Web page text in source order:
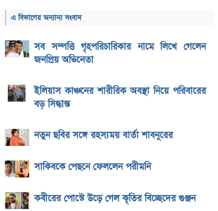
এ বিভাগের অন্যান্য সংবাদ
সব সম্পত্তি গৃহপরিচারিকার নামে লিখে গেলেন
জনপ্রিয় অভিনেতা
ইলিয়াস কাঞ্চনের শারীরিক অবস্থা নিয়ে পরিবারের
বড় সিদ্ধান্ত
নতুন ছবির সঙ্গে রহস্যময় বার্তা শাবনূরের
সাকিবকে পেছনে ফেললেন পরীমনি
কবীরের পোস্টে উড়ে গেল কৃতির বিচ্ছেদের গুঞ্জন